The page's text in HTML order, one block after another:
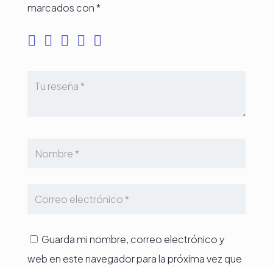
marcados con*
Guarda mi nombre, correo electrónico y
web en este navegador para la próxima vez que